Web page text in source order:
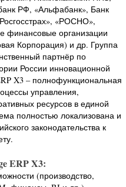
РФ, «Альфабанк», Банк
«РОСНО»,
финансовые организации
Корпорация) и др. Группа
партнёр по
России инновационной
X3 – полнофункциональная
управления,
ресурсов в единой
полностью локализована и
законодательства к
ERP X3:
(производство,